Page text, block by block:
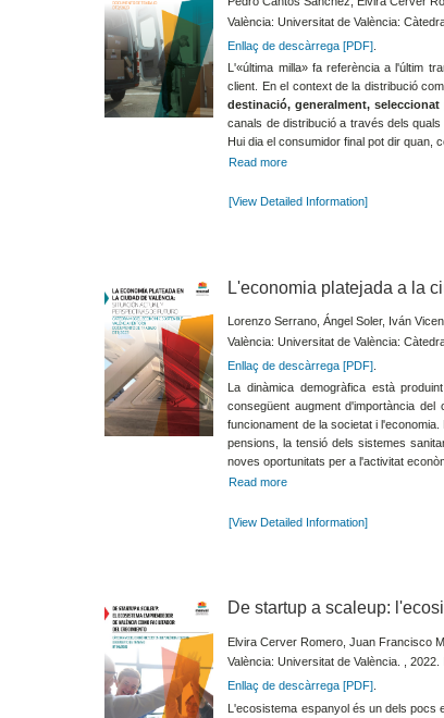
València: Universitat de València:
Enllaç de descàrrega [PDF]
L'«última milla» fa referència a l'últim
client. En el context de la distribució
destinació, generalment,
canals de distribució a través dels
Hui dia el consumidor final pot dir quan,
Read more
[View Detailed Information]
L'economia platejada a la
Lorenzo Serrano, Ángel Soler, Iván
València: Universitat de València:
Enllaç de descàrrega [PDF]
La dinàmica demogràfica està
consegüent augment d'importància
funcionament de la societat i
pensions, la tensió dels sistemes
noves oportunitats per a l'activitat
Read more
[View Detailed Information]
De startup a scaleup:
Elvira Cerver Romero, Juan Francisco
València: Universitat de València. , 2022.
Enllaç de descàrrega [PDF]
L'ecosistema espanyol és un dels pocs